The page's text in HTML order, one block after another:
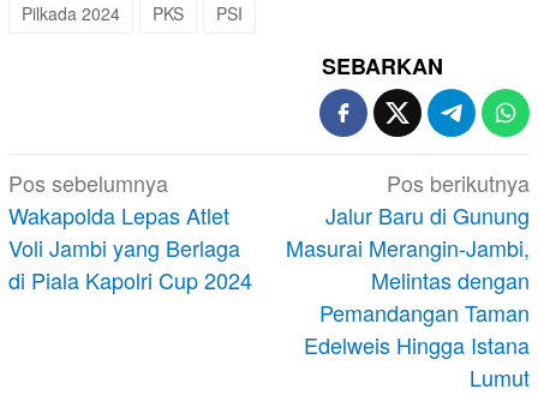
Pilkada 2024
PKS PSI
SEBARKAN
Navigasi
pos
Pos sebelumnya
Wakapolda Lepas Atlet
Voli Jambi yang Berlaga
di Piala Kapolri Cup 2024
Pos berikutnya
Jalur Baru di Gunung
Masurai Merangin-Jambi,
Melintas dengan
Pemandangan Taman
Edelweis Hingga Istana
Lumut